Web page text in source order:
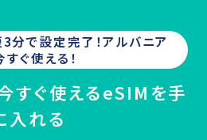
分で設定完了！アルバニア
すぐ使える！
すぐ使えるeSIMを手
入れる